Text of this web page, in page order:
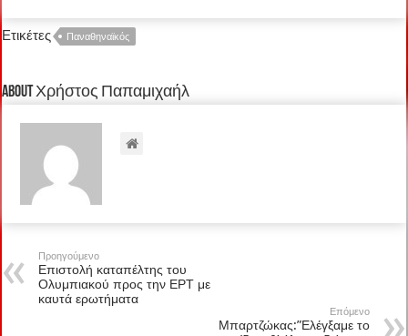
Ετικέτες Παναθηναϊκός
About Χρήστος Παπαμιχαήλ
Προηγούμενο
Επιστολή καταπέλτης του
Ολυμπιακού προς την ΕΡΤ με
καυτά ερωτήματα
Επόμενο
Μπαρτζώκας:”Ελέγξαμε το